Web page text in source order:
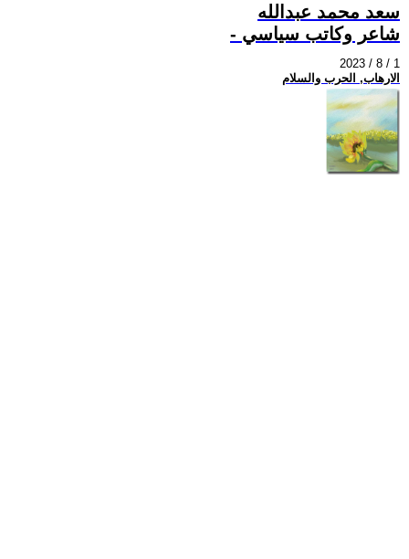
سعد محمد عبدالله
- شاعر وكاتب سياسي
2023 / 8 / 1
الارهاب, الحرب والسلام